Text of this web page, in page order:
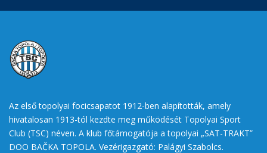
Az első topolyai focicsapatot 1912-ben alapították, amely
hivatalosan 1913-tól kezdte meg működését Topolyai Sport
Club (TSC) néven. A klub főtámogatója a topolyai „SAT-TRAKT”
DOO BAČKA TOPOLA. Vezérigazgató: Palágyi Szabolcs.